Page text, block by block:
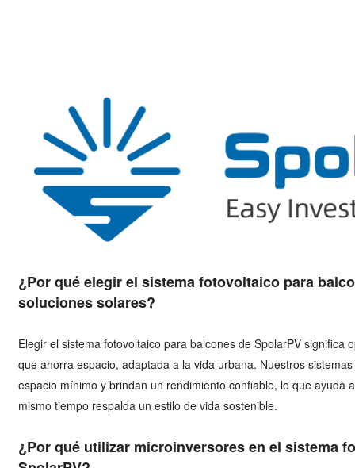
¿Por qué elegir el sistema fotovoltaico para
soluciones solares?
Elegir el sistema fotovoltaico para balcones de SpolarPV significa
que ahorra espacio, adaptada a la vida urbana. Nuestros
espacio mínimo y brindan un rendimiento confiable, lo que ayuda
mismo tiempo respalda un estilo de vida sostenible.
¿Por qué utilizar microinversores en el sistema